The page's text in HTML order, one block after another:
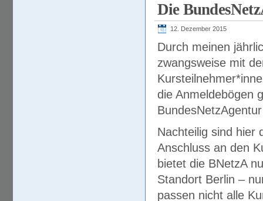
Die
12. Dezember 2015
Durch meinen
zwangsweise mit
die Anmeldebögen
Nachteilig sind hier
Anschluss an den
bietet die BNetzA
Standort Berlin –
passen nicht alle